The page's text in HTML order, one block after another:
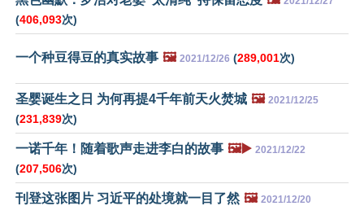
(406,093次)
一个种豆得豆的真实故事 🖼️ 2021/12/26 (289,001次)
圣婴诞生之日 为何再提4千年前天火焚城 🖼️ 2021/12/25
(231,839次)
一诺千年！随着歌声走进李白的故事 🖼️▶️ 2021/12/22
(207,506次)
刊登这张图片 习近平的处境就一目了然 🖼️ 2021/12/20